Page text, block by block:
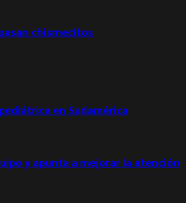
chismecitos
en Sudamérica
y apunta a mejorar la atención